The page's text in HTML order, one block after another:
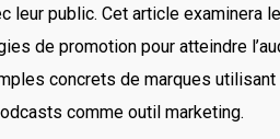
leur public. Cet article examinera
de promotion pour atteindre
concrets de marques
comme outil marketing.